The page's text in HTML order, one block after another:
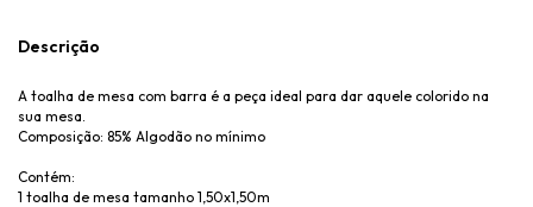
Descrição
A toalha de mesa com barra é a peça ideal para dar aquele colorido na
sua mesa.
Composição: 85% Algodão no mínimo
Contém:
1 toalha de mesa tamanho 1,50x1,50m